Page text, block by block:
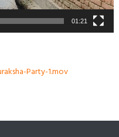
01:21
Party-1.mov